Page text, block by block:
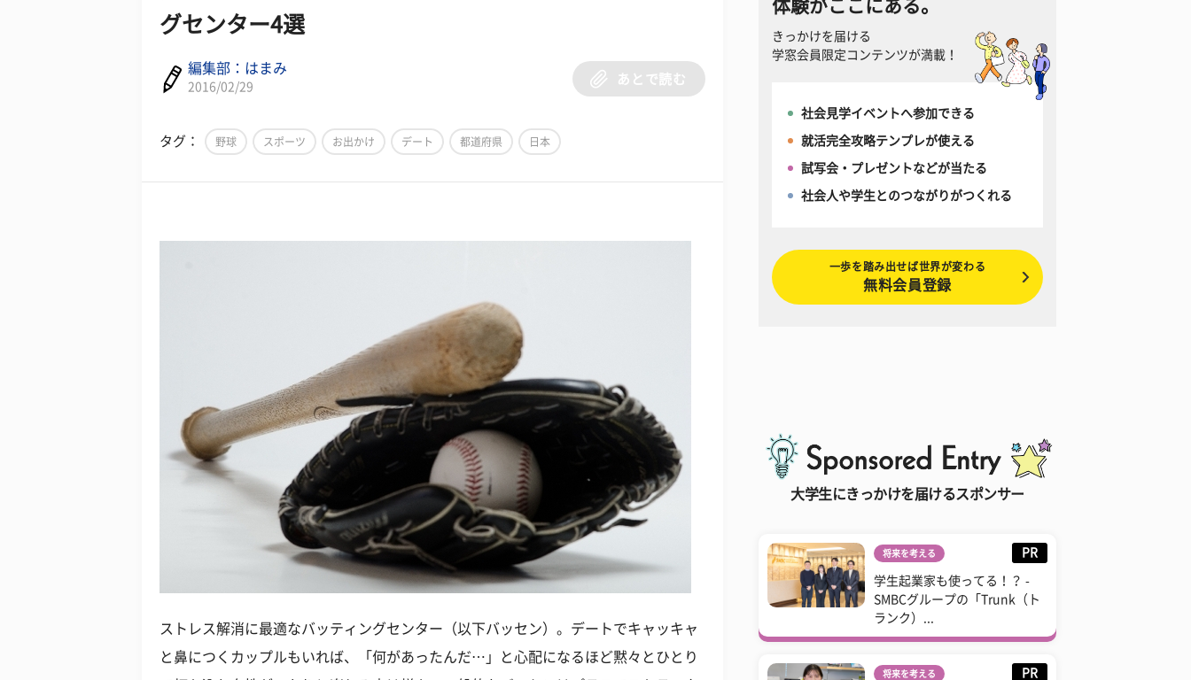
グセンター4選
編集部：はまみ
2016/02/29
あとで読む
タグ： 野球 スポーツ お出かけ デート 都道府県 日本
ストレス解消に最適なバッティングセンター（以下バッセン）。デートでキャッキャ
と鼻につくカップルもいれば、「何があったんだ…」と心配になるほど黙々とひとり
体験がここにある。
きっかけを届ける
学窓会員限定コンテンツが満載！
社会見学イベントへ参加できる
就活完全攻略テンプレが使える
試写会・プレゼントなどが当たる
社会人や学生とのつながりがつくれる
一歩を踏み出せば世界が変わる
無料会員登録
大学生にきっかけを届けるスポンサー
将来を考える PR
学生起業家も使ってる！？ -
SMBCグループの「Trunk（ト
ランク）...
将来を考える PR